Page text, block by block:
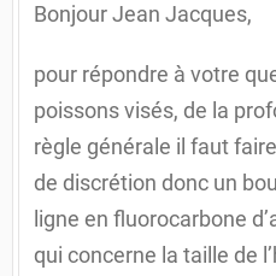
Bonjour Jean Jacques,
pour répondre à votre
poissons visés, de la
règle générale il faut
de discrétion donc un
ligne en fluorocarbone
qui concerne la taille de